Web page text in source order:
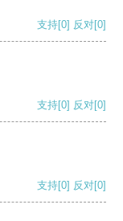
支持[0] 反对[0]
支持[0] 反对[0]
支持[0] 反对[0]